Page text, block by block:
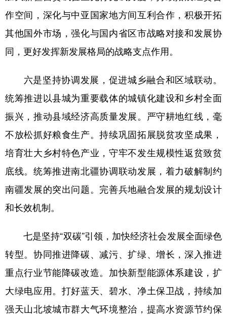
作空间，深化与中亚国家地方间互利合作，积极开拓
其他国外市场，强化与国内省区市战略对接和发展协
同，更好发挥新发展格局的战略支点作用。
六是坚持协调发展，促进城乡融合和区域联动。
统筹推进以县城为重要载体的城镇化建设和乡村全面
振兴，推动县域经济高质量发展。严守耕地红线，毫
不放松抓好粮食生产。持续巩固拓展脱贫攻坚成果，
培育壮大乡村特色产业，守牢不发生规模性返贫致贫
底线。统筹推进南北疆协调联动发展，着力破解制约
南疆发展的突出问题。完善兵地融合发展的规划设计
和长效机制。
七是坚持“双碳”引领，加快经济社会发展全面绿色
转型。协同推进降碳、减污、扩绿、增长，深入推进
重点行业节能降碳改造。加快新型能源体系建设，扩
大绿电应用。打好蓝天、碧水、净土保卫战，持续加
强天山北坡城市群大气环境整治，提高水资源节约保